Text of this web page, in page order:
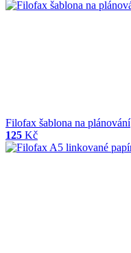
Filofax šablona na plánování
125 Kč